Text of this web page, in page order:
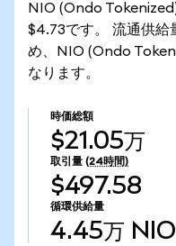
NIO (Ondo
$4.73です。 流通供
め、NIO (Ondo
なります。
時価総額
$21.05万
取引量 (24時間)
$497.58
循環供給量
4.45万